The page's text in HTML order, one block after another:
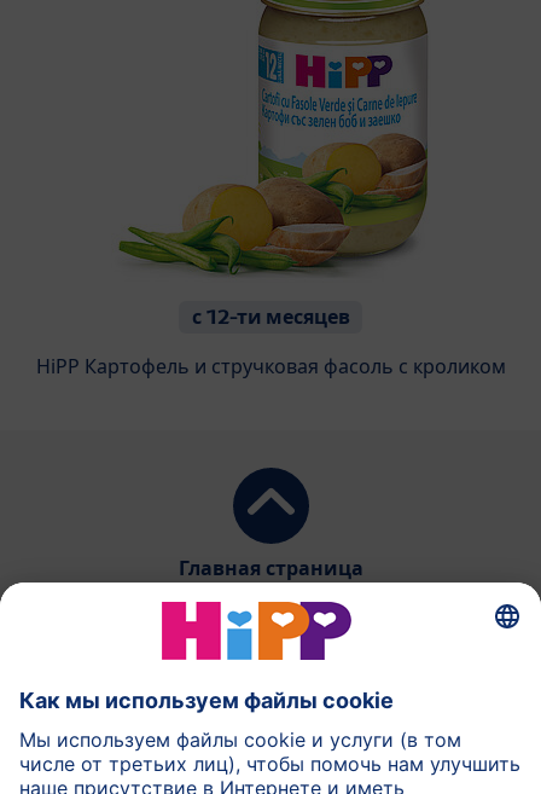
с 12-ти месяцев
HiPP Картофель и стручковая фасоль с кроликом
Главная страница
HiPP Молочное питание
HiPP Детское питание